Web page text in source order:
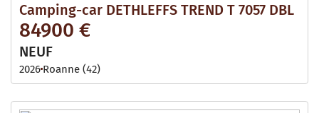
Camping-car DETHLEFFS TREND T 7057 DBL
84900 €
NEUF
2026 Roanne (42)